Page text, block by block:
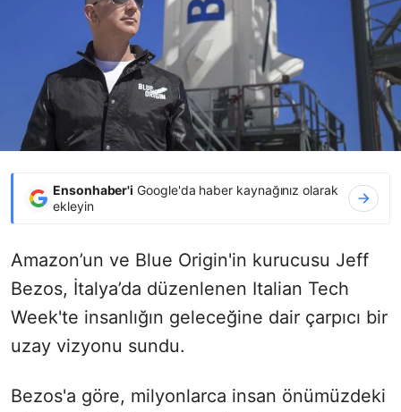
Ensonhaber'i Google'da haber kaynağınız olarak
ekleyin
Amazon’un ve Blue Origin'in kurucusu Jeff
Bezos, İtalya’da düzenlenen Italian Tech
Week'te insanlığın geleceğine dair çarpıcı bir
uzay vizyonu sundu.
Bezos'a göre, milyonlarca insan önümüzdeki